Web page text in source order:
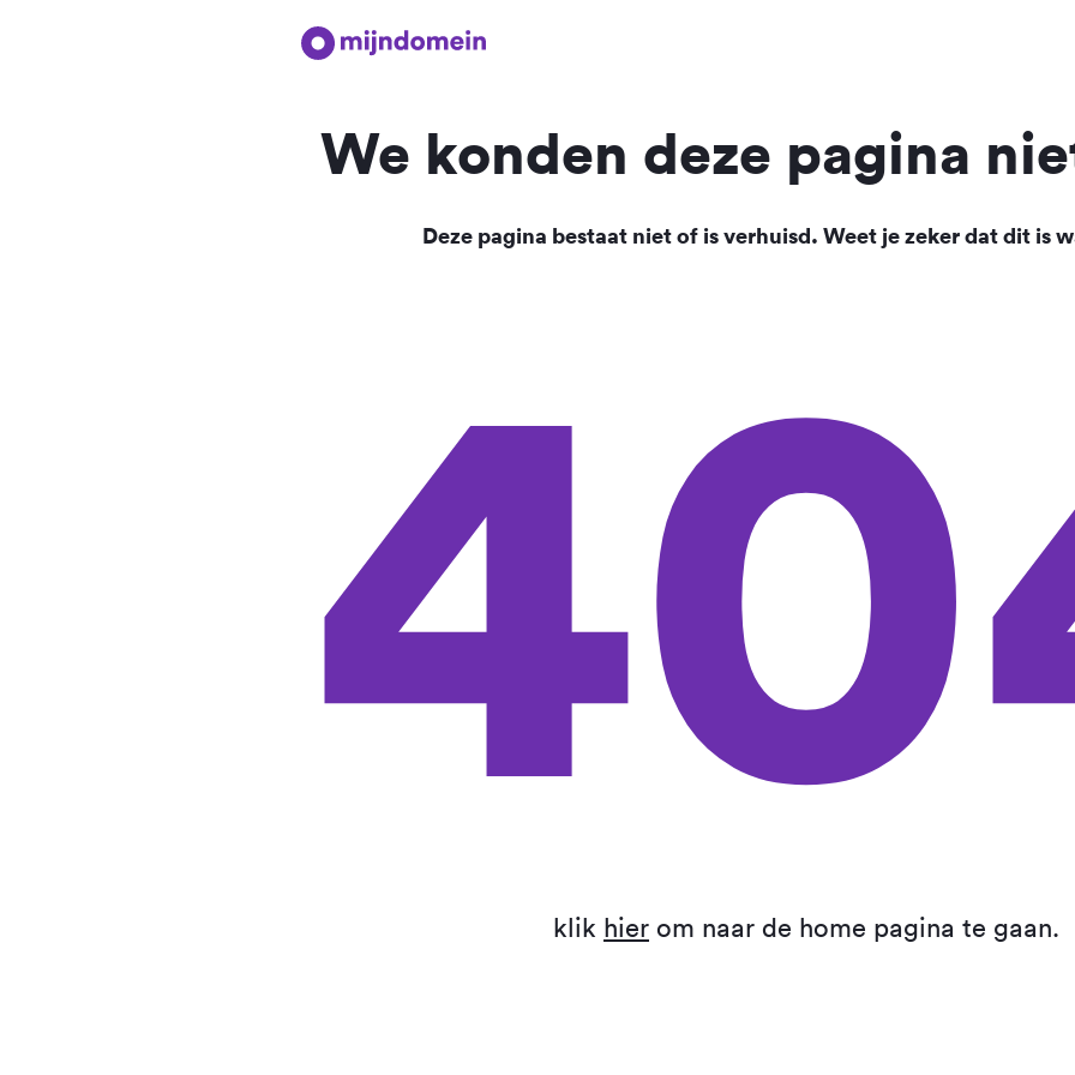
We konden deze pagina
Deze pagina bestaat niet of is verhuisd. Weet je zeker dat dit is
klik hier om naar de home pagina te gaan.